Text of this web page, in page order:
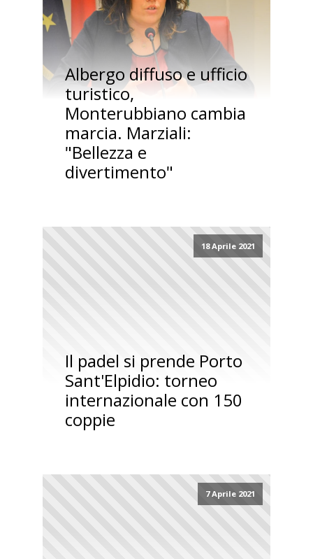
Albergo diffuso e ufficio
turistico,
Monterubbiano cambia
marcia. Marziali:
"Bellezza e
divertimento"
18 Aprile 2021
Il padel si prende Porto
Sant'Elpidio: torneo
internazionale con 150
coppie
7 Aprile 2021